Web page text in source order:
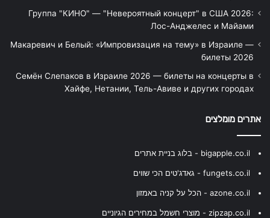
Группа "КИНО" — "Невероятный концерт" в США 2026:
Лос-Анджелес и Майами
Макаревич и Белый: «Импровизация на тему» в Израиле —
билеты 2026
Семён Слепаков в Израиле 2026 — билеты на концерты в
Хайфе, Нетании, Тель-Авиве и других городах
אתרים מומלצים
bigapple.co.il - בלוג בניית אתרים
fungets.co.il - גאדג'טים הכי שווים
azone.co.il - הכל על קניה באמזון
zipzap.co.il - מוצרי חשמל במחירים הגיוניים